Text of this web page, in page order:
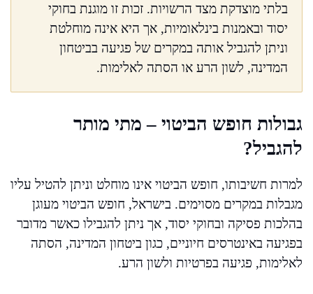
בלתי מוצדקת מצד הרשויות. זכות זו מוגנת בחוקי
יסוד ובאמנות בינלאומיות, אך היא אינה מוחלטת
וניתן להגביל אותה במקרים של פגיעה בביטחון
המדינה, לשון הרע או הסתה לאלימות.
גבולות חופש הביטוי – מתי מותר
להגביל?
למרות חשיבותו, חופש הביטוי אינו מוחלט וניתן להטיל עליו
מגבלות במקרים מסוימים. בישראל, חופש הביטוי מעוגן
בהלכות פסיקה ובחוקי יסוד, אך ניתן להגבילו כאשר מדובר
בפגיעה באינטרסים חיוניים, כגון ביטחון המדינה, הסתה
לאלימות, פגיעה בפרטיות ולשון הרע.